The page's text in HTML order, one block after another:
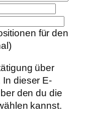
für den
über
dieser E-
den du die
kannst.